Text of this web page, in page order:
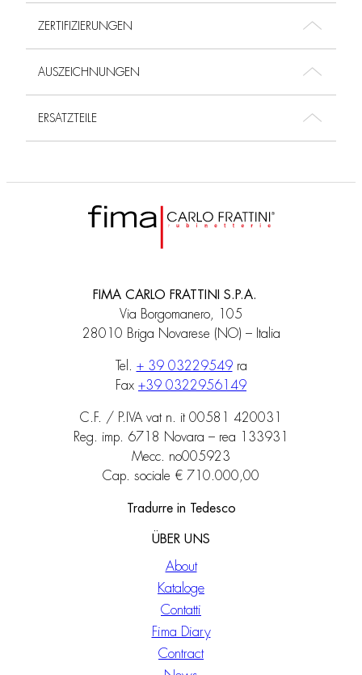
ZERTIFIZIERUNGEN
AUSZEICHNUNGEN
ERSATZTEILE
FIMA CARLO FRATTINI S.P.A.
Via Borgomanero, 105
28010 Briga Novarese (NO) – Italia
Tel. + 39 03229549ra
Fax +39 0322956149
C.F. / P.IVA vat n. it 00581 420031
Reg. imp. 6718 Novara – rea 133931
Mecc. no005923
Cap. sociale € 710.000,00
Tradurre in Tedesco
ÜBER UNS
About
Kataloge
Contatti
Fima Diary
Contract